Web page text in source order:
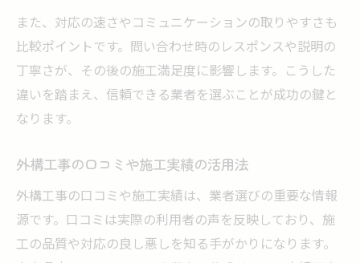
また、対応の速さやコミュニケーションの取りやすさも
比較ポイントです。問い合わせ時のレスポンスや説明の
丁寧さが、その後の施工満足度に影響します。こうした
違いを踏まえ、信頼できる業者を選ぶことが成功の鍵と
なります。
外構工事の口コミや施工実績の活用法
外構工事の口コミや施工実績は、業者選びの重要な情報
源です。口コミは実際の利用者の声を反映しており、施
工の品質や対応の良し悪しを知る手がかりになります。